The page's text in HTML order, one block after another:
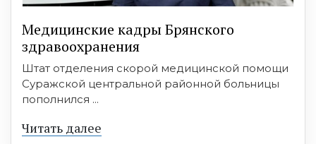
Медицинские кадры Брянского
здравоохранения
Штат отделения скорой медицинской помощи
Суражской центральной районной больницы
пополнился ...
Читать далее